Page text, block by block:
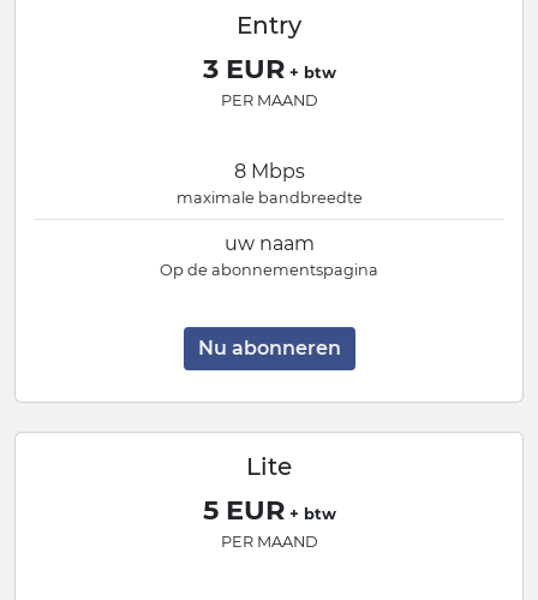
Entry
3 EUR+ btw
PER MAAND
8 Mbps
maximale bandbreedte
uw naam
Op de abonnementspagina
Nu abonneren
Lite
5 EUR+ btw
PER MAAND